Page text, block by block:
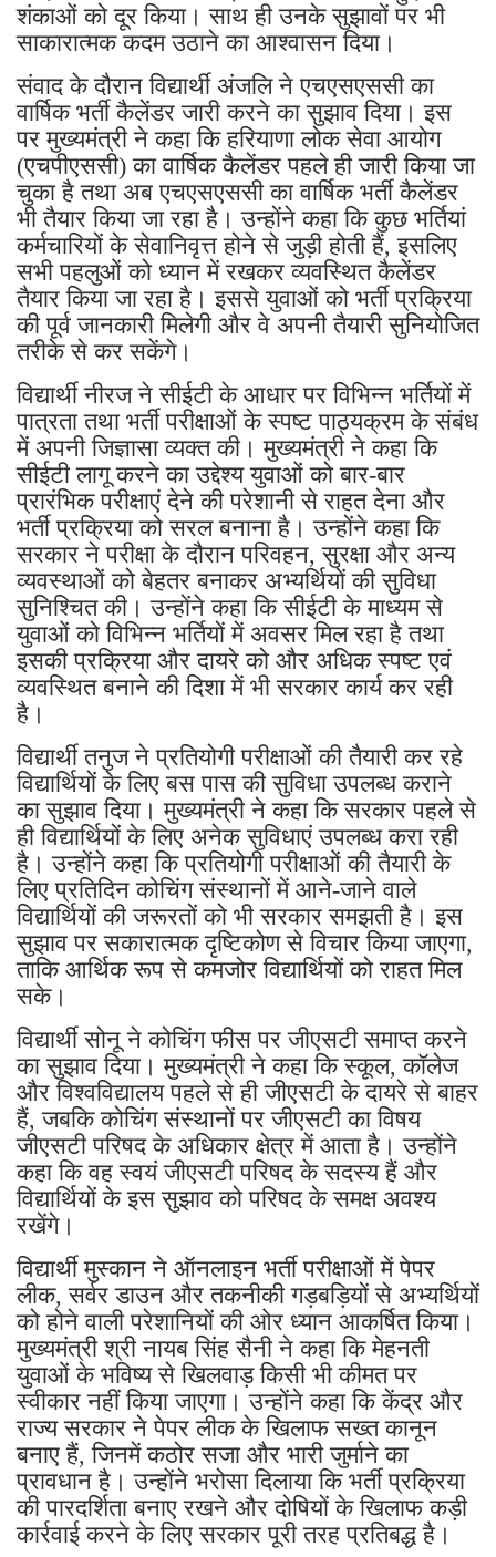
शंकाओं को दूर किया। साथ ही उनके सुझावों पर भी
साकारात्मक कदम उठाने का आश्वासन दिया।
संवाद के दौरान विद्यार्थी अंजलि ने एचएसएससी का
वार्षिक भर्ती कैलेंडर जारी करने का सुझाव दिया। इस
पर मुख्यमंत्री ने कहा कि हरियाणा लोक सेवा आयोग
(एचपीएससी) का वार्षिक कैलेंडर पहले ही जारी किया जा
चुका है तथा अब एचएसएससी का वार्षिक भर्ती कैलेंडर
भी तैयार किया जा रहा है। उन्होंने कहा कि कुछ भर्तियां
कर्मचारियों के सेवानिवृत्त होने से जुड़ी होती हैं, इसलिए
सभी पहलुओं को ध्यान में रखकर व्यवस्थित कैलेंडर
तैयार किया जा रहा है। इससे युवाओं को भर्ती प्रक्रिया
की पूर्व जानकारी मिलेगी और वे अपनी तैयारी सुनियोजित
तरीके से कर सकेंगे।
विद्यार्थी नीरज ने सीईटी के आधार पर विभिन्न भर्तियों में
पात्रता तथा भर्ती परीक्षाओं के स्पष्ट पाठ्यक्रम के संबंध
में अपनी जिज्ञासा व्यक्त की। मुख्यमंत्री ने कहा कि
सीईटी लागू करने का उद्देश्य युवाओं को बार-बार
प्रारंभिक परीक्षाएं देने की परेशानी से राहत देना और
भर्ती प्रक्रिया को सरल बनाना है। उन्होंने कहा कि
सरकार ने परीक्षा के दौरान परिवहन, सुरक्षा और अन्य
व्यवस्थाओं को बेहतर बनाकर अभ्यर्थियों की सुविधा
सुनिश्चित की। उन्होंने कहा कि सीईटी के माध्यम से
युवाओं को विभिन्न भर्तियों में अवसर मिल रहा है तथा
इसकी प्रक्रिया और दायरे को और अधिक स्पष्ट एवं
व्यवस्थित बनाने की दिशा में भी सरकार कार्य कर रही
है।
विद्यार्थी तनुज ने प्रतियोगी परीक्षाओं की तैयारी कर रहे
विद्यार्थियों के लिए बस पास की सुविधा उपलब्ध कराने
का सुझाव दिया। मुख्यमंत्री ने कहा कि सरकार पहले से
ही विद्यार्थियों के लिए अनेक सुविधाएं उपलब्ध करा रही
है। उन्होंने कहा कि प्रतियोगी परीक्षाओं की तैयारी के
लिए प्रतिदिन कोचिंग संस्थानों में आने-जाने वाले
विद्यार्थियों की जरूरतों को भी सरकार समझती है। इस
सुझाव पर सकारात्मक दृष्टिकोण से विचार किया जाएगा,
ताकि आर्थिक रूप से कमजोर विद्यार्थियों को राहत मिल
सके।
विद्यार्थी सोनू ने कोचिंग फीस पर जीएसटी समाप्त करने
का सुझाव दिया। मुख्यमंत्री ने कहा कि स्कूल, कॉलेज
और विश्वविद्यालय पहले से ही जीएसटी के दायरे से बाहर
हैं, जबकि कोचिंग संस्थानों पर जीएसटी का विषय
जीएसटी परिषद के अधिकार क्षेत्र में आता है। उन्होंने
कहा कि वह स्वयं जीएसटी परिषद के सदस्य हैं और
विद्यार्थियों के इस सुझाव को परिषद के समक्ष अवश्य
रखेंगे।
विद्यार्थी मुस्कान ने ऑनलाइन भर्ती परीक्षाओं में पेपर
लीक, सर्वर डाउन और तकनीकी गड़बड़ियों से अभ्यर्थियों
को होने वाली परेशानियों की ओर ध्यान आकर्षित किया।
मुख्यमंत्री श्री नायब सिंह सैनी ने कहा कि मेहनती
युवाओं के भविष्य से खिलवाड़ किसी भी कीमत पर
स्वीकार नहीं किया जाएगा। उन्होंने कहा कि केंद्र और
राज्य सरकार ने पेपर लीक के खिलाफ सख्त कानून
बनाए हैं, जिनमें कठोर सजा और भारी जुर्माने का
प्रावधान है। उन्होंने भरोसा दिलाया कि भर्ती प्रक्रिया
की पारदर्शिता बनाए रखने और दोषियों के खिलाफ कड़ी
कार्रवाई करने के लिए सरकार पूरी तरह प्रतिबद्ध है।